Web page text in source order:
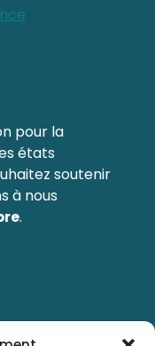
pour la
états
soutenir
à nous
.